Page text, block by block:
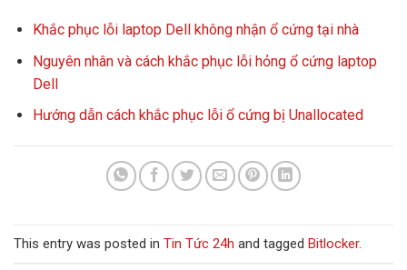
Khắc phục lỗi laptop Dell không nhận ổ cứng tại nhà
Nguyên nhân và cách khắc phục lỗi hỏng ổ cứng laptop
Dell
Hướng dẫn cách khắc phục lỗi ổ cứng bị Unallocated
This entry was posted in Tin Tức 24h and tagged Bitlocker.